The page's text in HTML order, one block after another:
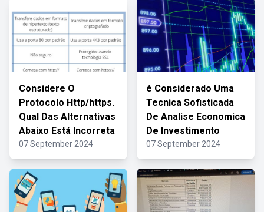
Considere O
Protocolo Http/https.
Qual Das Alternativas
Abaixo Está Incorreta
07 September 2024
é Considerado Uma
Tecnica Sofisticada
De Analise Economica
De Investimento
07 September 2024